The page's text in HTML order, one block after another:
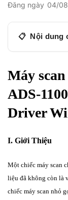
Đăng ngày 04/
Nội dung
II. Cài Đặt
III. Kết thúc
Máy
ADS-
Driver
I. Giới Thiệu
Một chiếc máy scan
liệu đã không còn là
chiếc máy scan nhỏ